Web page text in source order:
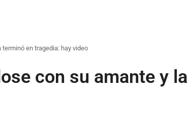
en tragedia: hay video
con su amante y